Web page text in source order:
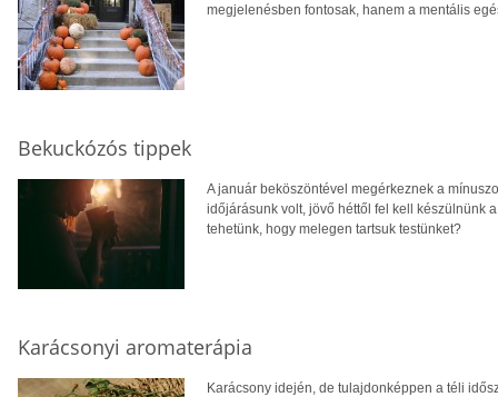
megjelenésben fontosak, hanem a mentális
Bekuckózós tippek
A január beköszöntével megérkeznek a
időjárásunk volt, jövő héttől fel kell készülnünk
tehetünk, hogy melegen tartsuk testünket?
Karácsonyi aromaterápia
Karácsony idején, de tulajdonképpen a téli